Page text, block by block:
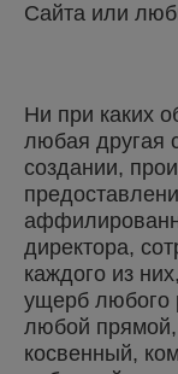
Сайта или
Ни при каких
любая другая
создании,
директора,
каждого из
ущерб любого
любой
косвенный,